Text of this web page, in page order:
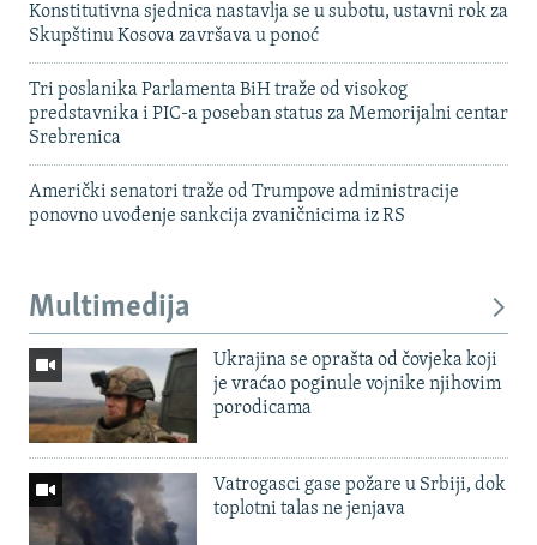
Konstitutivna sjednica nastavlja se u subotu, ustavni rok za
Skupštinu Kosova završava u ponoć
Tri poslanika Parlamenta BiH traže od visokog
predstavnika i PIC-a poseban status za Memorijalni centar
Srebrenica
Američki senatori traže od Trumpove administracije
ponovno uvođenje sankcija zvaničnicima iz RS
Multimedija
Ukrajina se oprašta od čovjeka koji
je vraćao poginule vojnike njihovim
porodicama
Vatrogasci gase požare u Srbiji, dok
toplotni talas ne jenjava